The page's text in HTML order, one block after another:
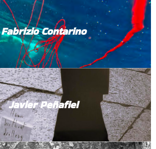
Fabrizio Contarino
Javier Peñafiel